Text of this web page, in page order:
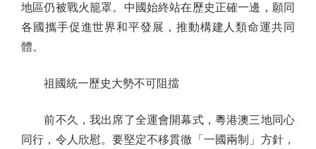
地區仍被戰火籠罩。中國始終站在歷史正確一邊，願同
各國攜手促進世界和平發展，推動構建人類命運共同
體。
祖國統一歷史大勢不可阻擋
前不久，我出席了全運會開幕式，粵港澳三地同心
同行，令人欣慰。要堅定不移貫徹「一國兩制」方針，